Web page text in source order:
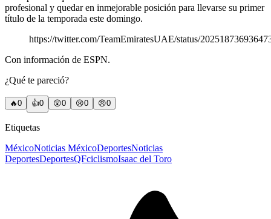
profesional y quedar en inmejorable posición para llevarse su primer
título de la temporada este domingo.
https://twitter.com/TeamEmiratesUAE/status/
Con información de ESPN.
¿Qué te pareció?
🔥0 👍0 😲0 😢0 😠0
Etiquetas
MéxicoNoticias MéxicoDeportesNoticias
DeportesDeportesQFciclismoIsaac del Toro